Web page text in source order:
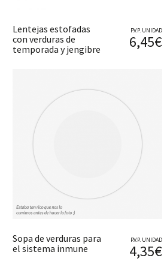
Lentejas estofadas
con verduras de
temporada y jengibre
P.V.P. UNIDAD
6,45€
Sopa de verduras para
el sistema inmune
P.V.P. UNIDAD
4,35€